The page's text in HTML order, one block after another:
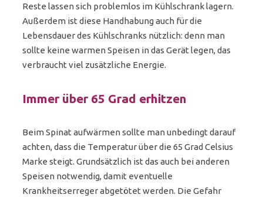
Reste lassen sich problemlos im Kühlschrank lagern.
Außerdem ist diese Handhabung auch für die
Lebensdauer des Kühlschranks nützlich: denn man
sollte keine warmen Speisen in das Gerät legen, das
verbraucht viel zusätzliche Energie.
Immer über 65 Grad erhitzen
Beim Spinat aufwärmen sollte man unbedingt darauf
achten, dass die Temperatur über die 65 Grad Celsius
Marke steigt. Grundsätzlich ist das auch bei anderen
Speisen notwendig, damit eventuelle
Krankheitserreger abgetötet werden. Die Gefahr